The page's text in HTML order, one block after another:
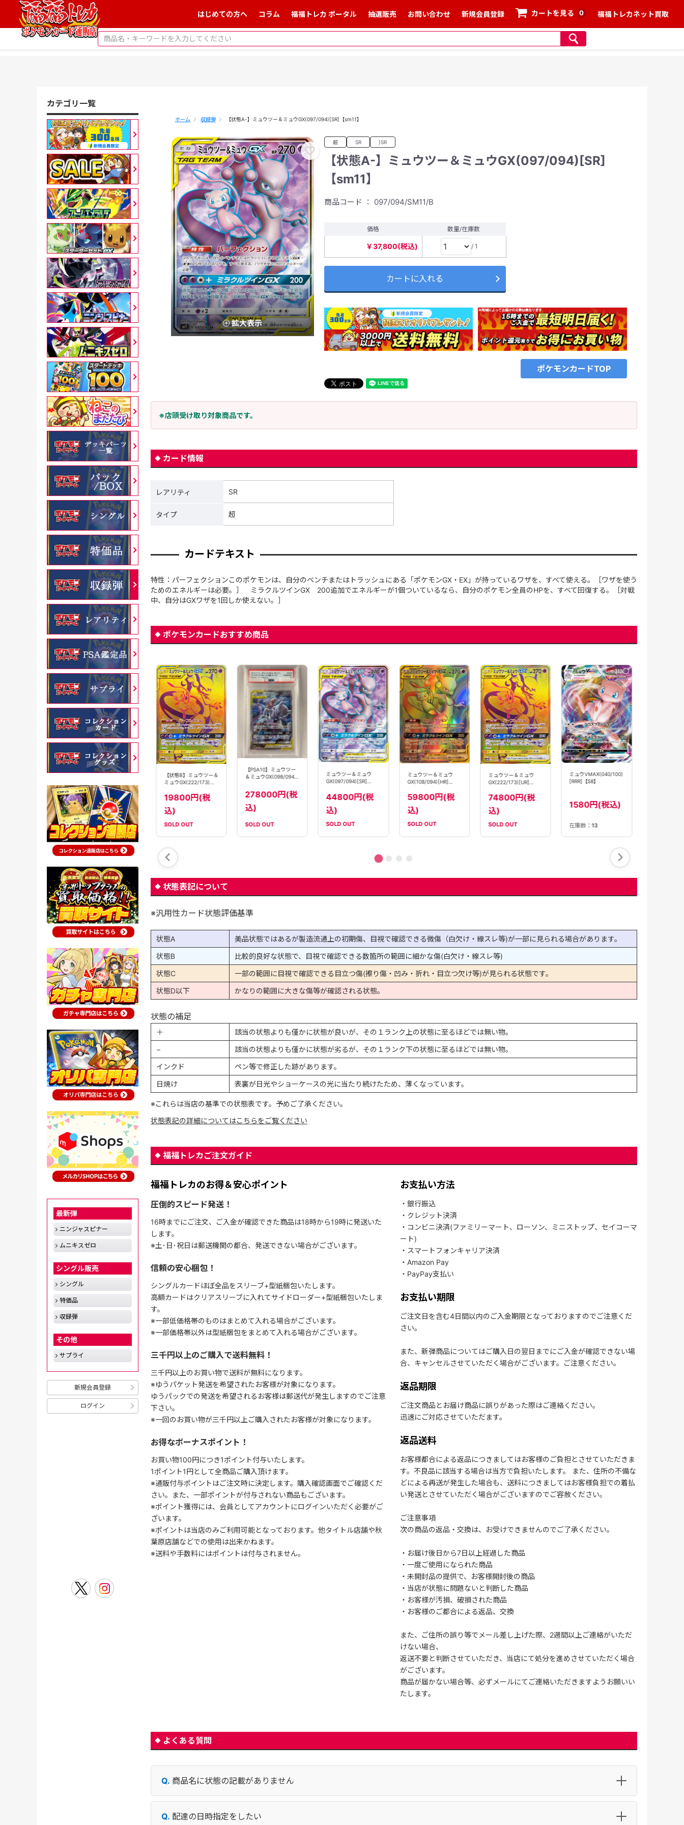
はじめての方へ コラム 福福トレカ ポータル 抽選販売 お問い合わせ 新規会員登録 カートを見る 0 福福トレカネット買取
ホーム 収録弾 【状態A-】ミュウツー＆ミュウGX(097/094)[SR]【sm11】
拡大表示
超 SR }SR
【状態A-】ミュウツー＆ミュウGX(097/094)[SR]
【sm11】
商品コード ： 097/094/SM11/B
価格 数量/在庫数
￥37,800(税込) / 1
カートに入れる
ポケモンカードTOP
※店頭受け取り対象商品です。
カード情報
レアリティ SR
タイプ 超
カードテキスト
特性：パーフェクションこのポケモンは、自分のベンチまたはトラッシュにある「ポケモンGX・EX」が持っているワザを、すべて使える。［ワザを使う
ためのエネルギーは必要。］ ミラクルツインGX 200追加でエネルギーが1個ついているなら、自分のポケモン全員のHPを、すべて回復する。［対戦
中、自分はGXワザを1回しか使えない。］
ポケモンカードおすすめ商品
148000円(税
【PSA10】ミュウツー
209800円(税
込)
SOLD OUT
【状態B】ミュウツー＆
ミュウGX(222/173)
19800円(税
込)
SOLD OUT
【PSA10】ミュウツー
＆ミュウGX(098/094)
278000円(税
込)
SOLD OUT
ミュウツー＆ミュウ
GX(097/094)[SR]
44800円(税
込)
SOLD OUT
ミュウツー＆ミュウ
GX(108/094)[HR]
59800円(税
込)
SOLD OUT
ミュウツー＆ミュウ
GX(222/173)[UR]
74800円(税
込)
SOLD OUT
ミュウVMAX(040/100)
[RRR]【S8】
1580円(税込)
在庫数：13
状態表記について
※汎用性カード状態評価基準
状態A
美品状態ではあるが製造流通上の初期傷、目視で確認できる微傷（白欠け・線スレ等)が一部に見られる場合があります。
状態B
比較的良好な状態で、目視で確認できる数箇所の範囲に細かな傷(白欠け・線スレ等)
状態C
一部の範囲に目視で確認できる目立つ傷(擦り傷・凹み・折れ・目立つ欠け等)が見られる状態です。
状態D以下
かなりの範囲に大きな傷等が確認される状態。
状態の補足
＋
該当の状態よりも僅かに状態が良いが、その１ランク上の状態に至るほどでは無い物。
−
該当の状態よりも僅かに状態が劣るが、その１ランク下の状態に至るほどでは無い物。
インクド
ペン等で修正した跡があります。
日焼け
表裏が日光やショーケースの光に当たり続けたため、薄くなっています。
※これらは当店の基準での状態表です。予めご了承ください。
状態表記の詳細についてはこちらをご覧ください
福福トレカご注文ガイド
福福トレカのお得＆安心ポイント
圧倒的スピード発送！
16時までにご注文、ご入金が確認できた商品は18時から19時に発送いた
します。
※土･日･祝日は郵送機関の都合、発送できない場合がございます。
信頼の安心梱包！
シングルカードほぼ全品をスリーブ+型紙梱包いたします。
高額カードはクリアスリーブに入れてサイドローダー+型紙梱包いたしま
す。
※一部低価格帯のものはまとめて入れる場合がございます。
※一部価格帯以外は型紙梱包をまとめて入れる場合がございます。
三千円以上のご購入で送料無料！
三千円以上のお買い物で送料が無料になります。
※ゆうパケット発送を希望されたお客様が対象になります。
ゆうパックでの発送を希望されるお客様は郵送代が発生しますのでご注意
下さい。
※一回のお買い物が三千円以上ご購入されたお客様が対象になります。
お得なボーナスポイント！
お買い物100円につき1ポイント付与いたします。
1ポイント1円として全商品ご購入頂けます。
※通販付与ポイントはご注文時に決定します。購入確認画面でご確認くだ
さい。また、一部ポイントが付与されない商品もございます。
※ポイント獲得には、会員としてアカウントにログインいただく必要がご
ざいます。
※ポイントは当店のみご利用可能となっております。他タイトル店舗や秋
葉原店舗などでの使用は出来かねます。
※送料や手数料にはポイントは付与されません。
お支払い方法
・銀行振込
・クレジット決済
・コンビニ決済(ファミリーマート、ローソン、ミニストップ、セイコーマ
ート)
・スマートフォンキャリア決済
・Amazon Pay
・PayPay支払い
お支払い期限
ご注文日を含む4日間以内のご入金期限となっておりますのでご注意くだ
さい。
また、新弾商品についてはご購入日の翌日までにご入金が確認できない場
合、キャンセルさせていただく場合がございます。ご注意ください。
返品期限
ご注文商品とお届け商品に誤りがあった際はご連絡ください。
迅速にご対応させていただます。
返品送料
お客様都合による返品につきましてはお客様のご負担とさせていただきま
す。不良品に該当する場合は当方で負担いたします。 また、住所の不備な
どによる再送が発生した場合も、送料につきましてはお客様負担での着払
い発送とさせていただく場合がございますのでご容赦ください。
ご注意事項
次の商品の返品・交換は、お受けできませんのでご了承ください。
・お届け後日から7日以上経過した商品
・一度ご使用になられた商品
・未開封品の提供で、お客様開封後の商品
・当店が状態に問題ないと判断した商品
・お客様が汚損、破損された商品
・お客様のご都合による返品、交換
また、ご住所の誤り等でメール差し上げた際、2週間以上ご連絡がいただ
けない場合、
返送不要と判断させていただき、当店にて処分を進めさせていただく場合
がございます。
商品が届かない場合等、必ずメールにてご連絡いただきますようお願いい
たします。
よくある質問
商品名に状態の記載がありません
配達の日時指定をしたい
カテゴリ一覧
最新弾
ニンジャスピナー
ムニキスゼロ
シングル販売
シングル
特価品
収録弾
その他
サプライ
新規会員登録
ログイン